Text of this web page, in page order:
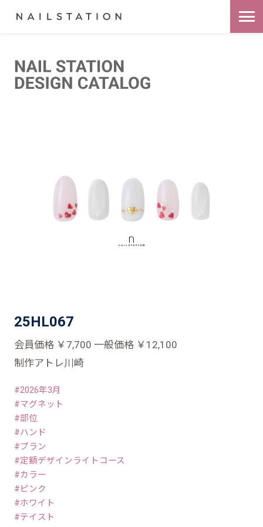
25HL067
会員価格 ￥7,700 一般価格 ￥12,100
制作アトレ川崎
2026年3月
マグネット
部位
ハンド
プラン
定額デザインライトコース
カラー
ピンク
ホワイト
テイスト